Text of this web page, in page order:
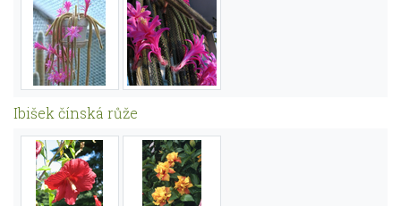
Ibišek čínská růže